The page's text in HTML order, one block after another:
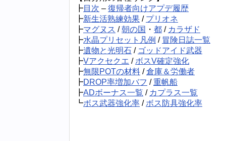
┣目次 – 復帰者向けアプデ履歴
┣新生活熟練効果 / プリオネ
┣マグヌス /朝の国 ・ 都 / カラザド
┣水晶プリセット凡例 / 冒険日誌一覧
┣遺物と光明石 / ゴッドアイド武器
┣Vアクセクエ / ボスV確定強化
┣無限POTの材料 /倉庫＆労働者
┣DROP率増加バフ /重帆船
┣ADボーナス一覧 / カプラス一覧
┗ボス武器強化率 / ボス防具強化率